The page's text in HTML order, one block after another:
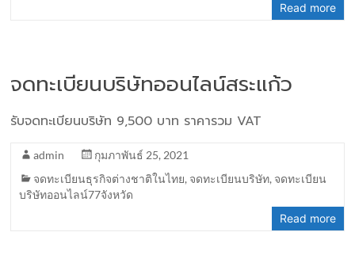
Read more
จดทะเบียนบริษัทออนไลน์สระแก้ว
รับจดทะเบียนบริษัท 9,500 บาท ราคารวม VAT
admin
กุมภาพันธ์ 25, 2021
จดทะเบียนธุรกิจต่างชาติในไทย, จดทะเบียนบริษัท, จดทะเบียน
บริษัทออนไลน์77จังหวัด
Read more